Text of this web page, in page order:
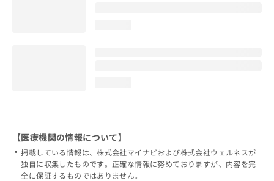
【医療機関の情報について】
掲載している情報は、株式会社マイナビおよび株式会社ウェルネスが
独自に収集したものです。正確な情報に努めておりますが、内容を完
全に保証するものではありません。